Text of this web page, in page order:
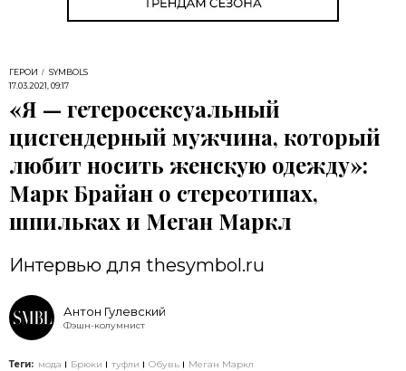
ГЕРОИ
SYMBOLS
17.03.2021, 09:17
«Я — гетеросексуальный
цисгендерный мужчина, который
любит носить женскую одежду»:
Марк Брайан о стереотипах,
шпильках и Меган Маркл
Интервью для thesymbol.ru
Антон Гулевский
Фэшн-колумнист
Теги: мода Брюки туфли Обувь Меган Маркл